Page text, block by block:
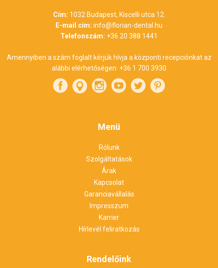
Cím: 1032 Budapest, Kiscelli utca 12.
E-mail cím: info@florian-dental.hu
Telefonszám: +36 20 388 1441
Amennyiben a szám foglalt kérjük hívja a központi recepciónkat az
alábbi elérhetőségen: +36 1 700 3930
Menü
Rólunk
Szolgáltatások
Árak
Kapcsolat
Garanciavállalás
Impresszum
Karrier
Hírlevél feliratkozás
Rendelőink